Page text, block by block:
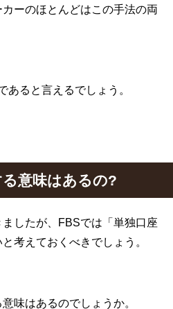
カーのほとんどはこの手法の両
あると言えるでしょう。
意味はあるの?
したが、 FBSでは「単独口座
考えておくべきでしょう。
味はあるのでしょうか。